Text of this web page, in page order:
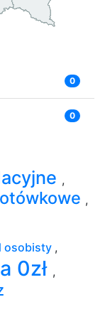
0
0
,
,
osobisty ,
0zł ,